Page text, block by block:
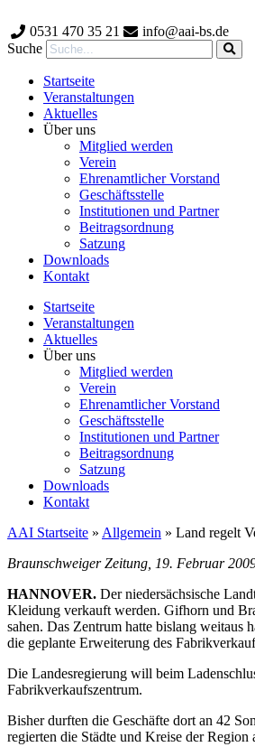
Inhalt
wechseln
0531 470 35 21
info@aai-bs.de
Suche
Startseite
Veranstaltungen
Aktuelles
Über uns
Mitglied werden
Verein
Ehrenamtlicher Vorstand
Geschäftsstelle
Institutionen und Partner
Beitragsordnung
Satzung
Downloads
Kontakt
Startseite
Veranstaltungen
Aktuelles
Über uns
Mitglied werden
Verein
Ehrenamtlicher Vorstand
Geschäftsstelle
Institutionen und Partner
Beitragsordnung
Satzung
Downloads
Kontakt
AAI Startseite » Allgemein » Land regelt
Braunschweiger Zeitung, 19. Februar
HANNOVER. Der niedersächsische
Kleidung verkauft werden. Gifhorn und
sahen. Das Zentrum hatte bislang weitaus
die geplante Erweiterung des
Die Landesregierung will beim
Fabrikverkaufszentrum.
Bisher durften die Geschäfte dort an 42
regierten die Städte und Kreise der